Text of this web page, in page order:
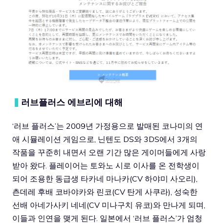
▍ 러브플러스 에브리에 대해
‘러브 플러스’는 2009년 가정용으로 발매된 코나미의 연
애 시뮬레이션 게임으로, 닌텐도 DS와 3DS에서 3개의
작품을 꾸준히 내면서 오랜 기간 많은 게이머들에게 사랑
받아 왔다. 플레이어는 토와노 시로 이사를 온 전학생이
되어 조용한 동급생 타카네 마나카(CV 하야미 사오리),
츤데레 후배 코바야카와 린코(CV 탄게 사쿠라), 성숙한
선배 아네가사키 네네(CV 미나구치 유코)와 만나게 되며,
이들과 인연을 맺게 된다. 일본에서 ‘러브 플러스’가 엄청